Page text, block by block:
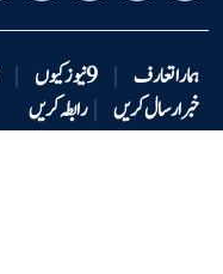
ہمارا تعارف | 9 نیوزکیوں |
خبر ارسال کریں | رابطہ کریں